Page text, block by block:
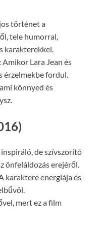
történet a
tele humorral,
karakterekkel.
Amikor Lara Jean és
érzelmekbe fordul.
könnyed és
inspiráló, de szívszorító
önfeláldozás erejéről.
karaktere energiája és
mert ez a film